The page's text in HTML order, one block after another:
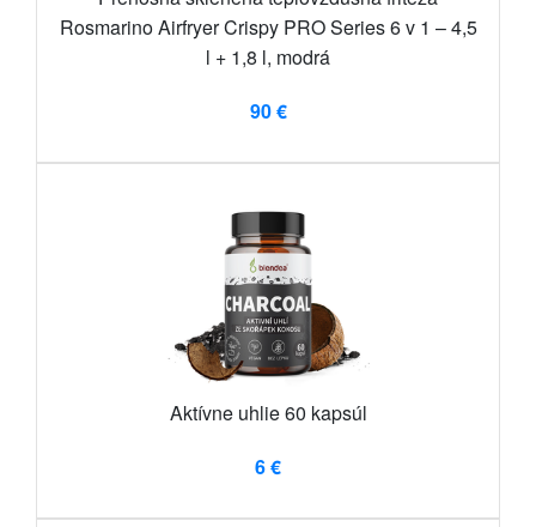
Rosmarino Airfryer Crispy PRO Series 6 v 1 – 4,5
l + 1,8 l, modrá
90 €
Aktívne uhlie 60 kapsúl
6 €